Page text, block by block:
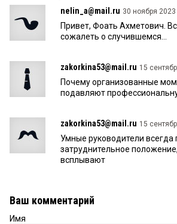
nelin_a@mail.ru 30 ноября
Привет, Фоать Ахметович.
сожалеть о случившемся...
zakorkina53@mail.ru 15
Почему организованные
подавляют
zakorkina53@mail.ru 15
Умные руководители всегда
затруднительное
всплывают
Ваш комментарий
Имя